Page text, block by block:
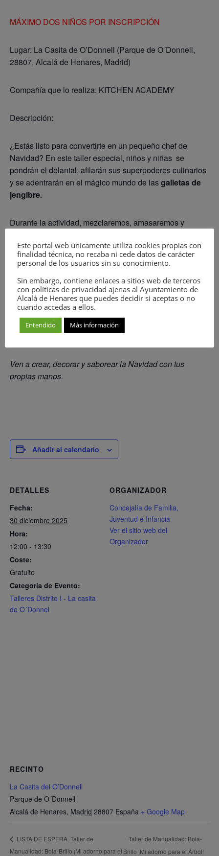
MÁXIMO DOS NIÑOS POR INSCRIPCIÓN
Lugar: La Casita de O’Donnell (Parque de O´Donnell,
28807, Alcalá de Henares, Madrid)
Compañía que lo realiza: KITCHEN ACADEMY
Descripción:
¿Estás listo para convertirte en un pequeño chef de
Navidad? En este taller especial, niños y niñas se
pondrán el delantal, afilarán sus superpoderes culinarios
y se adentrarán en el mágico mundo de lasgalletas de
jengibre.
Durante la actividad, mezclaremos, amasaremos y
hombrecitos bailones de jengibre hasta estrellas, renos y
árboles navideños. ¡Y por supuesto, los decoraremos con
glaseado de colores, chispas mágicas y mucha
imaginación!
Será una mañana llena de risas, harina en las mejillas,
olores deliciosos y momentos inolvidables. Si te gusta la
Navidad, la diversión y los dulces… ¡este taller es para ti!
Ven a crear, decorar y saborear la Navidad con tus
propias manos.
Añadir al calendario
DETALLES
Fecha:
30 diciembre 2025
Hora:
12:00 - 13:30
Coste:
Gratuito
Categoría de Evento:
Talleres Distrito I - La casita
de O´Donnel
ORGANIZADOR
Concejalía de Familia,
Juventud e Infancia
Ver el sitio web del
Organizador
RECINTO
La Casita del O’Donnell
Parque de O´Donnell
Alcalá de Henares, Madrid 28807 España + Google Map
LISTA DE ESPERA. Taller de
Manualidad: Bola-Brillo ¡Mi adorno para el
Taller de Manualidad: Bola-
Brillo ¡Mi adorno para el Árbol!
Este portal web únicamente utiliza cookies propias con
finalidad técnica, no recaba ni cede datos de carácter
personal de los usuarios sin su conocimiento.
Sin embargo, contiene enlaces a sitios web de terceros
con políticas de privacidad ajenas al Ayuntamiento de
Alcalá de Henares que puedes decidir si aceptas o no
cuando accedas a ellos.
Entendido Más información